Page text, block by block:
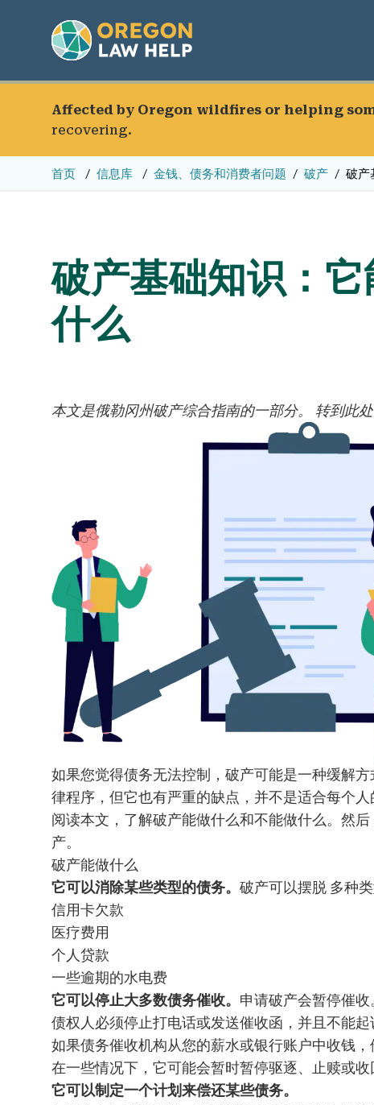
Affected by Oregon wildfires or helping
recovering.
首页 信息库 金钱、债务和消费者问题 破产 破产
破产基础知识：
什么
本文是俄勒冈州破产综合指南的一部分。 转到此
如果您觉得债务无法控制，破产可能是一种缓解
律程序，但它也有严重的缺点，并不是适合每个人
阅读本文，了解破产能做什么和不能做什么。 然后
产。
破产能做什么
它可以消除某些类型的债务。 破产可以摆脱 多种
信用卡欠款
医疗费用
个人贷款
一些逾期的水电费
它可以停止大多数债务催收。 申请破产会暂停催收
债权人必须停止打电话或发送催收函，并且不能起
如果债务催收机构从您的薪水或银行账户中收钱，
在一些情况下，它可能会暂时暂停驱逐、止赎或收
它可以制定一个计划来偿还某些债务。